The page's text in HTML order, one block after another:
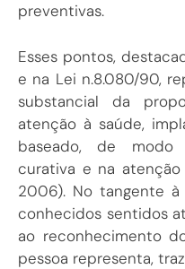
preventivas.
Esses pontos,
e na Lei n.8.080/90,
substancial da
atenção à saúde,
baseado, de modo
curativa e na
2006). No tangente à
conhecidos sentidos
ao reconhecimento
pessoa representa,